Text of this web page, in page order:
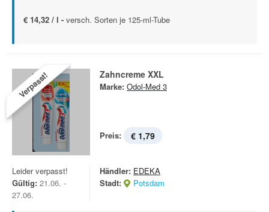
€ 14,32 / l - versch. Sorten je 125-ml-Tube
Verpasst! Zahncreme XXL
Marke: Odol-Med 3
Preis: € 1,79
Leider verpasst!
Gültig: 21.06. -
27.06.
Händler: EDEKA
Stadt:
Potsdam